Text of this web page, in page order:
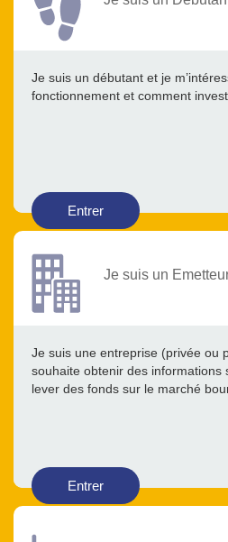
Je suis un débutant et je
fonctionnement et comment
Entrer
Je suis un
Je suis une entreprise (privée ou
souhaite obtenir des informations
lever des fonds sur le marché
Entrer